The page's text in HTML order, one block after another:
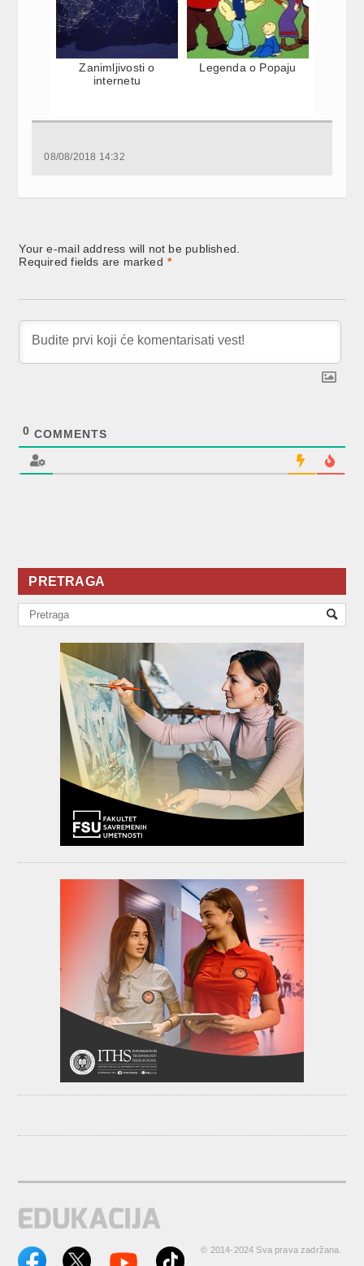
Zanimljivosti o
internetu
Legenda o Popaju
08/08/2018 14:32
Your e-mail address will not be published.
Required fields are marked *
0 COMMENTS
PRETRAGA
© 2014-2024 Sva prava zadržana.